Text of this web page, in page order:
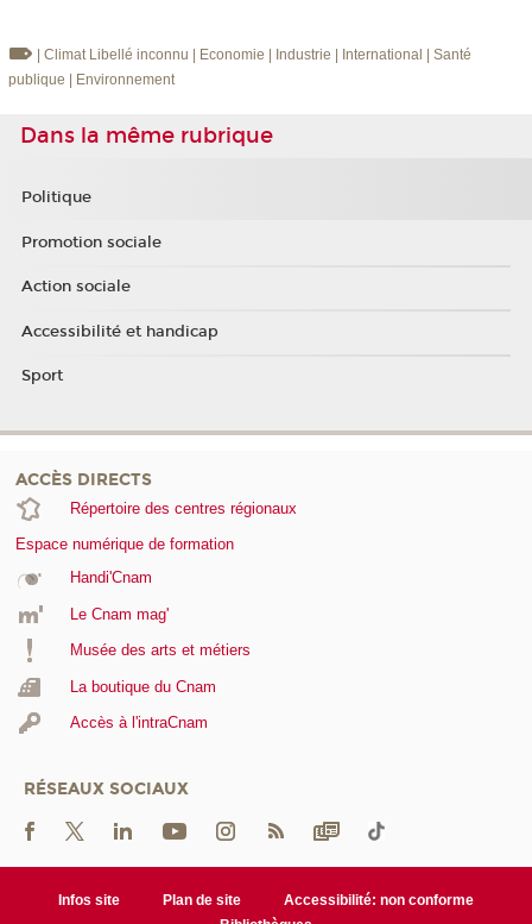
| Climat Libellé inconnu | Economie | Industrie | International | Santé
publique | Environnement
Dans la même rubrique
Politique
Promotion sociale
Action sociale
Accessibilité et handicap
Sport
ACCÈS DIRECTS
Répertoire des centres régionaux
Espace numérique de formation
Handi'Cnam
Le Cnam mag'
Musée des arts et métiers
La boutique du Cnam
Accès à l'intraCnam
RÉSEAUX SOCIAUX
Infos site Plan de site
Accessibilité: non conforme